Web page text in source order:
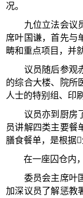
况。
九位立法会议员
席叶国谦，首先与
畴和重点项目，并
议员随后参观赤
的综合大楼、院所
人士的特别组、印
议员亦到厨房了
员讲解四类主要餐
膳食餐单，是根据
在一座囚仓内，
委员会主席叶国
加深议员了解惩教